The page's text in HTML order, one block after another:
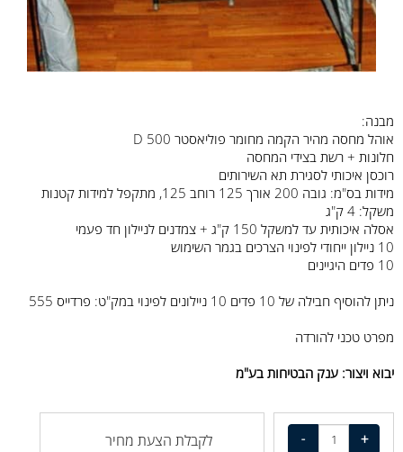
מבנה:
אוהל מחסה מהיר הקמה מחומר פוליאסטר D 500
חלונות + רשת בצידי המחסה
רוכסן איכותי לסגירת תא השירותים
מידות בס"מ: גובה 200 אורך 125 רוחב 125, מתקפל למידות קטנות
משקל: 4 ק"ג
אסלה איכותית עד למשקל 150 ק"ג + צמדנים לניילון חד פעמי
10 ניילון ייחודי לפינוי הצרכים בגמר השימוש
10 פדים היגיינים
ניתן להוסיף חבילה של 10 פדים 10 ניילונים לפינוי במק"ט: פרדייס 555
מפרט טכני להורדה
יבוא ויצור: ענק הבטיחות בע"מ
לקבלת הצעת מחיר